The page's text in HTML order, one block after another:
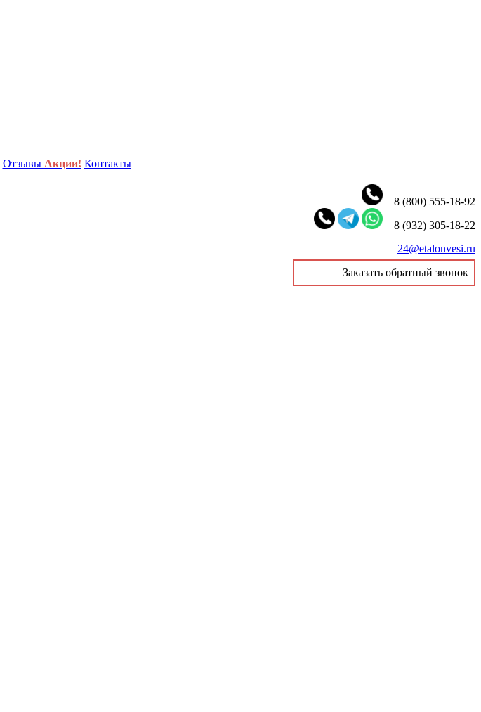
Отзывы Акции! Контакты
8 (800) 555-18-92
8 (932) 305-18-22
24@etalonvesi.ru
Заказать обратный звонок